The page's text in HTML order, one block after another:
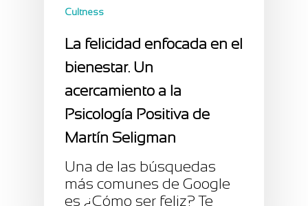
Cultness
La felicidad enfocada en el
bienestar. Un
acercamiento a la
Psicología Positiva de
Martín Seligman
Una de las búsquedas
más comunes de Google
es ¿Cómo ser feliz? Te